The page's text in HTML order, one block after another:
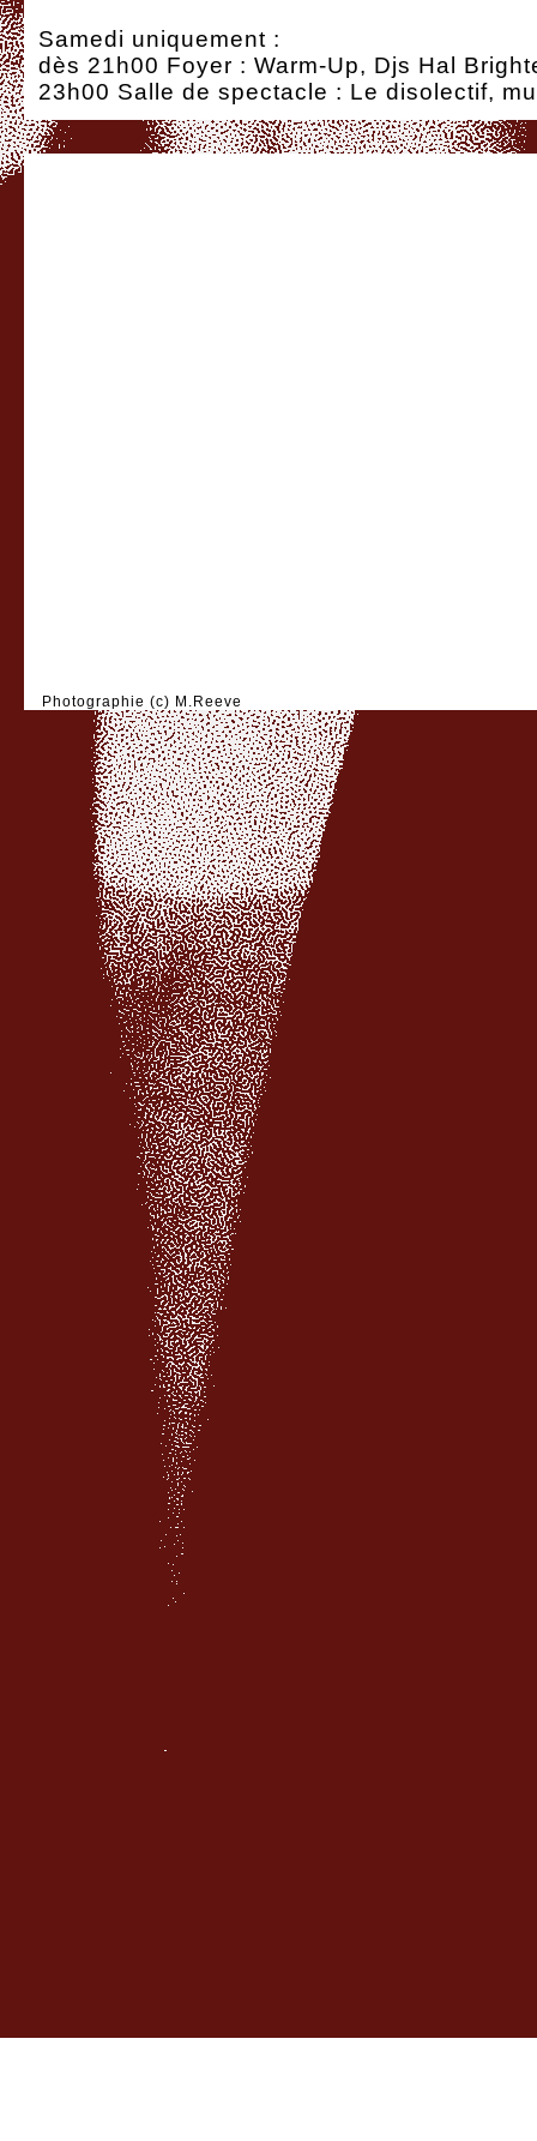
Samedi uniquement :
dès 21h00 Foyer : Warm-Up, Djs Hal
23h00 Salle de spectacle : Le disolectif,
Photographie (c) M.Reeve